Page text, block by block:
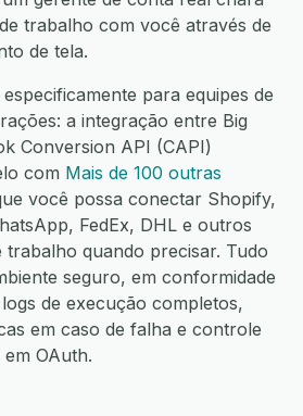
trabalho com você através de
de tela.
para equipes de
a integração entre Big
Conversion API (CAPI)
com Mais de 100 outras
você possa conectar Shopify,
FedEx, DHL e outros
quando precisar. Tudo
seguro, em conformidade
de execução completos,
em caso de falha e controle
OAuth.